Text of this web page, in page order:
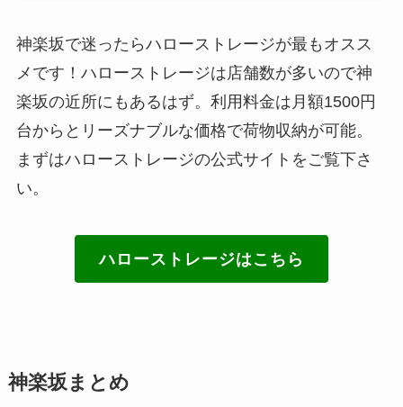
神楽坂で迷ったらハローストレージが最もオスス
メです！ハローストレージは店舗数が多いので神
楽坂の近所にもあるはず。利用料金は月額1500円
台からとリーズナブルな価格で荷物収納が可能。
まずはハローストレージの公式サイトをご覧下さ
い。
ハローストレージはこちら
神楽坂まとめ